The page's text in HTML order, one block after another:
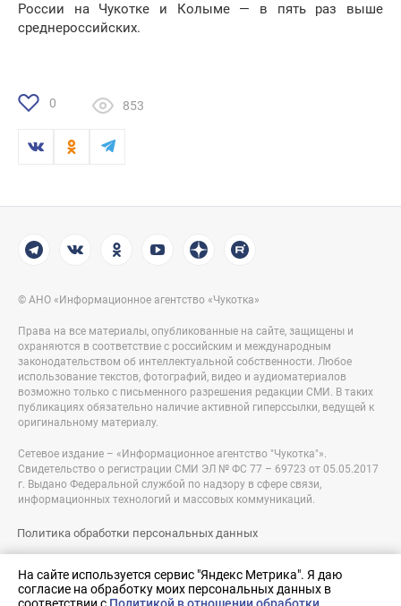
На сайте используется сервис "Яндекс Метрика". Я даю
согласие на обработку моих персональных данных в
России на Чукотке и Колыме — в пять раз выше
среднероссийских.
0 853
© АНО «Информационное агентство «Чукотка»
Права на все материалы, опубликованные на сайте, защищены и
охраняются в соответствие с российским и международным
законодательством об интеллектуальной собственности. Любое
использование текстов, фотографий, видео и аудиоматериалов
возможно только с письменного разрешения редакции СМИ. В таких
публикациях обязательно наличие активной гиперссылки, ведущей к
оригинальному материалу.
Сетевое издание – «Информационное агентство "Чукотка"».
Свидетельство о регистрации СМИ ЭЛ № ФС 77 – 69723 от 05.05.2017
г. Выдано Федеральной службой по надзору в сфере связи,
информационных технологий и массовых коммуникаций.
Политика обработки персональных данных
Разработка сайта: